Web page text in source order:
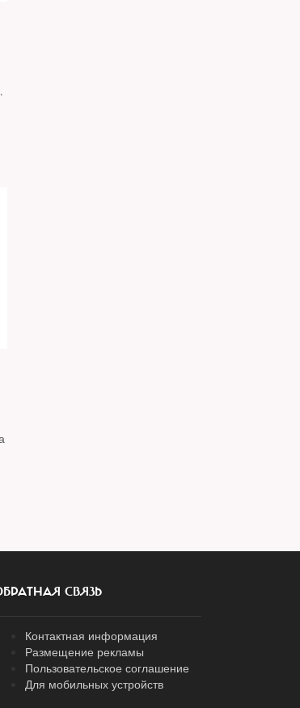
СВЯЗЬ
Контактная информация
Размещение рекламы
Пользовательское соглашение
Для мобильных устройств